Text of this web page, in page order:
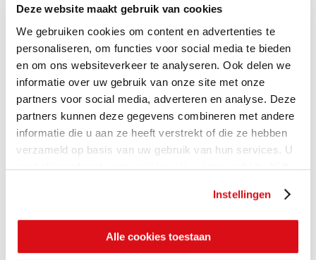
Deze website maakt gebruik van cookies
We gebruiken cookies om content en advertenties te
personaliseren, om functies voor social media te bieden
en om ons websiteverkeer te analyseren. Ook delen we
informatie over uw gebruik van onze site met onze
partners voor social media, adverteren en analyse. Deze
partners kunnen deze gegevens combineren met andere
informatie die u aan ze heeft verstrekt of die ze hebben
verzameld op basis van uw gebruik van hun services. U
gaat akkoord met onze cookies als u onze website blijft
Instellingen
Alle cookies toestaan